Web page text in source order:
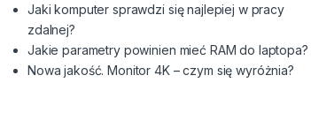
Jaki komputer sprawdzi się najlepiej w pracy
zdalnej?
Jakie parametry powinien mieć RAM do laptopa?
Nowa jakość. Monitor 4K – czym się wyróżnia?